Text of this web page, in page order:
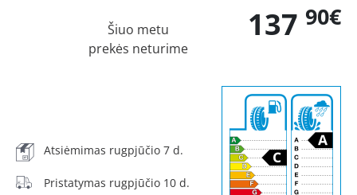
137 90€
Šiuo metu
prekės neturime
Atsiėmimas rugpjūčio 7 d.
Pristatymas rugpjūčio 10 d.